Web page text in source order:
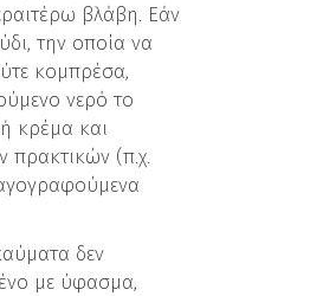
βλάβη. Εάν
την οποία να
κομπρέσα,
νερό το
κρέμα και
πρακτικών (π.χ.
δεν
με ύφασμα,